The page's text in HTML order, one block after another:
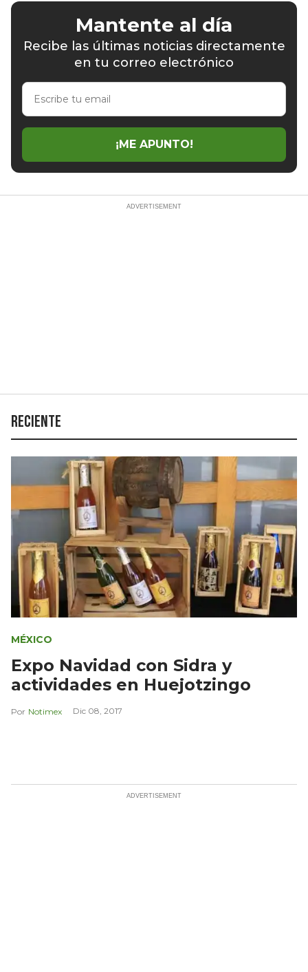
Mantente al día
Recibe las últimas noticias directamente
en tu correo electrónico
Escribe
email
¡ME APUNTO!
Reciente
MÉXICO
Expo Navidad con Sidra y
actividades en Huejotzingo
Notimex Dic 08, 2017